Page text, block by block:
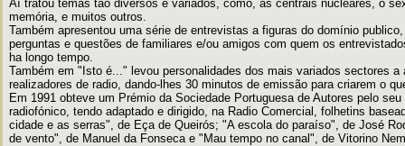
Aí tratou temas tão diversos e variados, como, as centrais nucleares, o
memória, e muitos outros.
Também apresentou uma série de entrevistas a figuras do domínio
perguntas e questões de familiares e/ou amigos com quem os
ha longo tempo.
Também em "Isto é..." levou personalidades dos mais variados sectores a
realizadores de radio, dando-lhes 30 minutos de emissão para criarem o
Em 1991 obteve um Prémio da Sociedade Portuguesa de Autores pelo
radiofónico, tendo adaptado e dirigido, na Radio Comercial, folhetins
cidade e as serras", de Eça de Queirós; "A escola do paraíso", de José
de vento", de Manuel da Fonseca e "Mau tempo no canal", de Vitorino